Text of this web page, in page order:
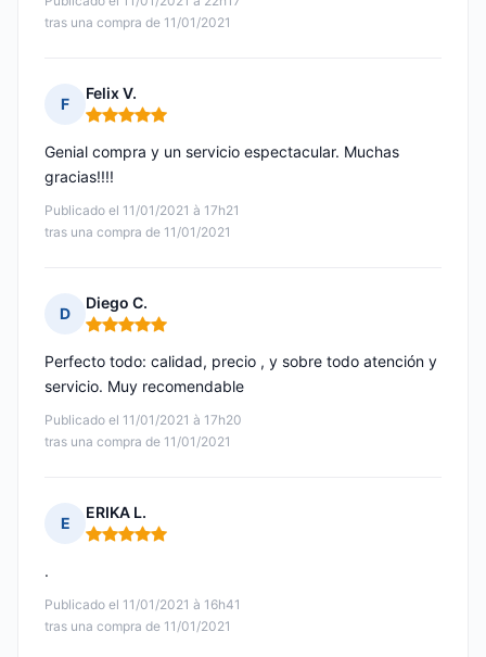
tras una compra de 11/01/2021
F
Felix V.
Nota: 5 de 5
Publicado el 11/01/2021 à 17h21
tras una compra de 11/01/2021
Genial compra y un servicio espectacular. Muchas
gracias!!!!
D
Diego C.
Nota: 5 de 5
Publicado el 11/01/2021 à 17h20
tras una compra de 11/01/2021
Perfecto todo: calidad, precio , y sobre todo atención y
servicio. Muy recomendable
E
ERIKA L.
Nota: 5 de 5
Publicado el 11/01/2021 à 16h41
tras una compra de 11/01/2021
.